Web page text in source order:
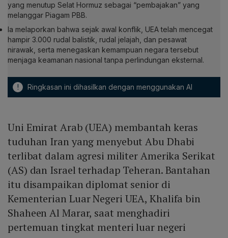
yang menutup Selat Hormuz sebagai “pembajakan” yang
melanggar Piagam PBB.
Ia melaporkan bahwa sejak awal konflik, UEA telah mencegat
hampir 3.000 rudal balistik, rudal jelajah, dan pesawat
nirawak, serta menegaskan kemampuan negara tersebut
menjaga keamanan nasional tanpa perlindungan eksternal.
! Ringkasan ini dihasilkan dengan menggunakan AI
Uni Emirat Arab (UEA) membantah keras
tuduhan Iran yang menyebut Abu Dhabi
terlibat dalam agresi militer Amerika Serikat
(AS) dan Israel terhadap Teheran. Bantahan
itu disampaikan diplomat senior di
Kementerian Luar Negeri UEA, Khalifa bin
Shaheen Al Marar, saat menghadiri
pertemuan tingkat menteri luar negeri